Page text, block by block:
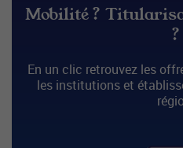
Mobilité ?
?
En un clic retrouvez les
les institutions et